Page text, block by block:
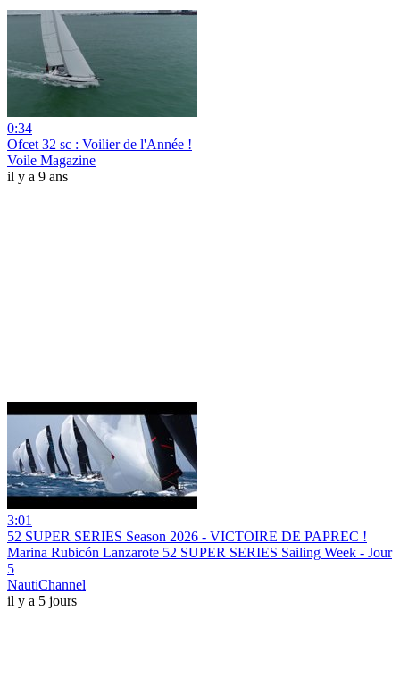
0:34
Ofcet 32 sc : Voilier de l'Année !
Voile Magazine
il y a 9 ans
3:01
52 SUPER SERIES Season 2026 - VICTOIRE DE PAPREC !
Marina Rubicón Lanzarote 52 SUPER SERIES Sailing Week - Jour
5
NautiChannel
il y a 5 jours